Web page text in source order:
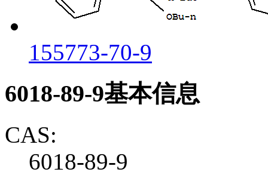
155773-70-9
6018-89-9基本信息
CAS:
6018-89-9